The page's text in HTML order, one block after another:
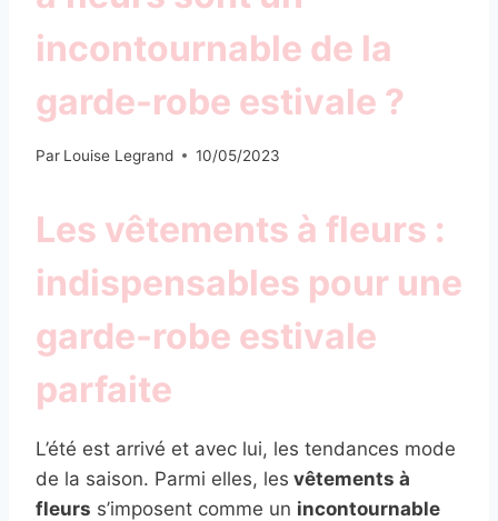
incontournable de la
garde-robe estivale ?
Par Louise Legrand 10/05/2023
Les vêtements à fleurs :
indispensables pour une
garde-robe estivale
parfaite
L’été est arrivé et avec lui, les tendances mode
de la saison. Parmi elles, les vêtements à
fleurs s’imposent comme un incontournable